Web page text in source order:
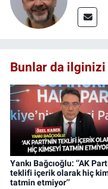
Bunlar da
Yankı Bağcıoğlu: ‘’AK
teklifi içerik olarak hiç
tatmin etmiyor’’